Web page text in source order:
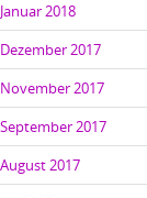
Januar 2018
Dezember 2017
November 2017
September 2017
August 2017